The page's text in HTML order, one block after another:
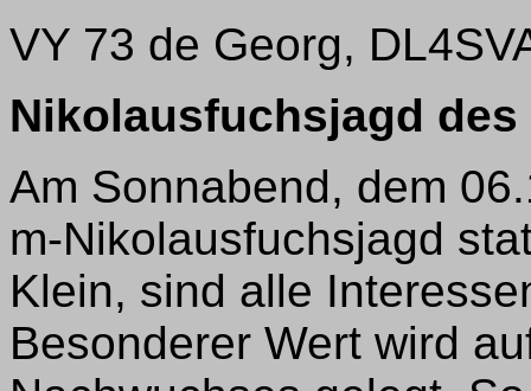
VY 73 de Georg,
Nikolausfuchsjagd des
Am Sonnabend, dem
m-Nikolausfuchsjagd
Klein, sind alle
Besonderer Wert wird